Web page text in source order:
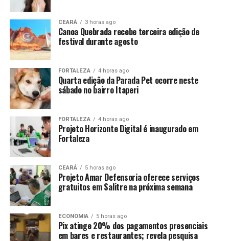
CEARÁ 3 horas ago
Canoa Quebrada recebe terceira edição de
festival durante agosto
FORTALEZA 4 horas ago
Quarta edição da Parada Pet ocorre neste
sábado no bairro Itaperi
FORTALEZA 4 horas ago
Projeto Horizonte Digital é inaugurado em
Fortaleza
CEARÁ 5 horas ago
Projeto Amar Defensoria oferece serviços
gratuitos em Salitre na próxima semana
ECONOMIA 5 horas ago
Pix atinge 20% dos pagamentos presenciais
em bares e restaurantes; revela pesquisa